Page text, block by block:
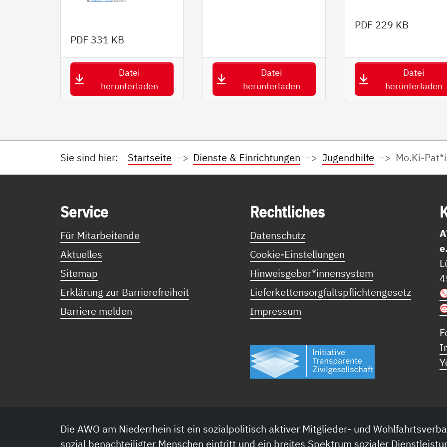
PDF 331 KB
Datei
herunterladen
Datei
herunterladen
PDF 229 KB
Datei
herunterladen
Sie sind hier: Startseite Dienste & Einrichtungen Jugendhilfe Mo.Ki-
Ser­vice
Für Mitarbeitende
Aktuelles
Sitemap
Erklärung zur Barrierefreiheit
Barriere melden
Recht­li­ches
Datenschutz
Cookie-Einstellungen
Hinweisgeber*innensystem
Lieferkettensorgfaltspflichtengesetz
Impressum
Die AWO am Niederrhein ist ein sozialpolitisch aktiver Mitglieder- und
sozial benachteiligter Menschen eintritt und ein breites Spektrum sozialer